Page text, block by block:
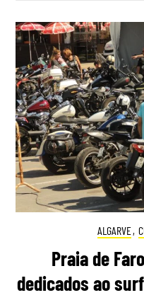
ALGARVE,
Praia de
dedicados ao